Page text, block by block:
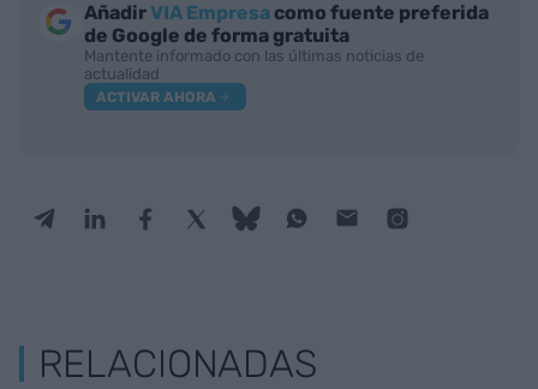
AñadirVIA Empresa como fuente preferida
de Google de forma gratuita
Mantente informado con las últimas noticias de
actualidad
ACTIVAR AHORA
RELACIONADAS